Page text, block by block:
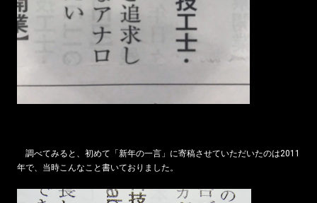
調べてみると、初めて「新年の一言」に寄稿させていただいたのは2011
年で、当時こんなこと書いておりました。